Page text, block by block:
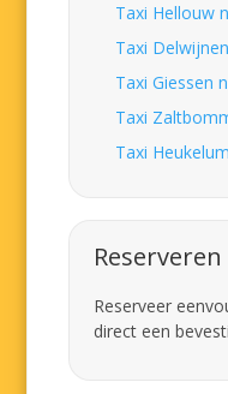
Taxi Hellouw
Taxi
Taxi Giessen
Taxi
Taxi
Reserveren
Reserveer
direct een